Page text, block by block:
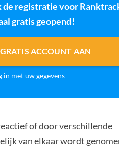
registratie voor
gratis geopend!
ACCOUNT AAN
in met uw gegevens
of door verschillende
van elkaar wordt